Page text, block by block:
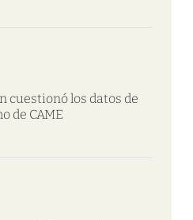
cuestionó los datos de
de CAME